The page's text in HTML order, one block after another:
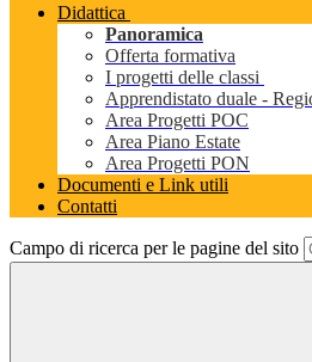
Didattica
Panoramica
Offerta formativa
I progetti delle classi
Apprendistato duale -
Area Progetti POC
Area Piano Estate
Area Progetti PON
Documenti e Link utili
Contatti
Campo di ricerca per le pagine del sito